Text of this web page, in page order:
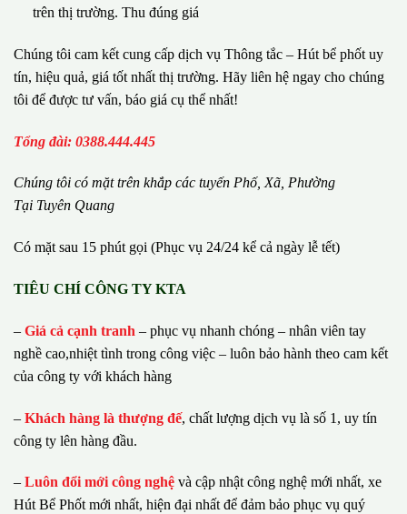
trên thị trường. Thu đúng giá
Chúng tôi cam kết cung cấp dịch vụ Thông tắc – Hút bể phốt uy
tín, hiệu quả, giá tốt nhất thị trường. Hãy liên hệ ngay cho chúng
tôi để được tư vấn, báo giá cụ thể nhất!
Tổng đài: 0388.444.445
Chúng tôi có mặt trên khắp các tuyến Phố, Xã, Phường
Tại Tuyên Quang
Có mặt sau 15 phút gọi (Phục vụ 24/24 kể cả ngày lễ tết)
TIÊU CHÍ CÔNG TY KTA
– Giá cả cạnh tranh – phục vụ nhanh chóng – nhân viên tay
nghề cao,nhiệt tình trong công việc – luôn bảo hành theo cam kết
của công ty với khách hàng
– Khách hàng là thượng đế, chất lượng dịch vụ là số 1, uy tín
công ty lên hàng đầu.
– Luôn đổi mới công nghệ và cập nhật công nghệ mới nhất, xe
Hút Bể Phốt mới nhất, hiện đại nhất để đảm bảo phục vụ quý